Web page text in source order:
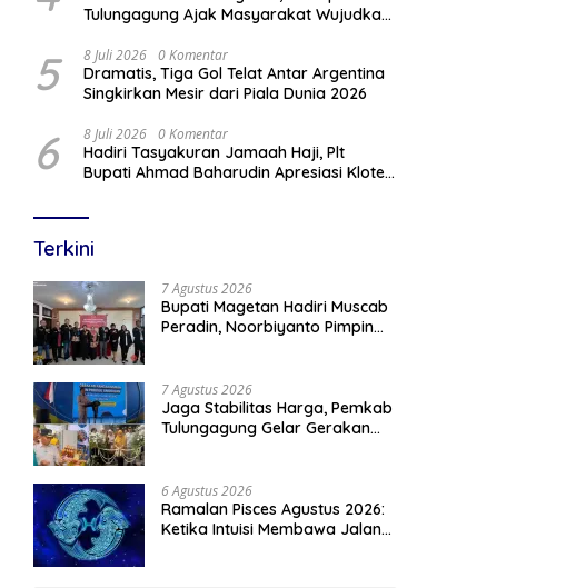
Tulungagung Ajak Masyarakat Wujudkan
5 8 Juli 2026 0 Komentar
Dramatis, Tiga Gol Telat Antar Argentina
Singkirkan Mesir dari Piala Dunia 2026
6 8 Juli 2026 0 Komentar
Hadiri Tasyakuran Jamaah Haji, Plt
Bupati Ahmad Baharudin Apresiasi Kloter
Terkini
7 Agustus 2026
Bupati Magetan Hadiri Muscab
Peradin, Noorbiyanto Pimpin
7 Agustus 2026
Jaga Stabilitas Harga, Pemkab
Tulungagung Gelar Gerakan
6 Agustus 2026
Ramalan Pisces Agustus 2026:
Ketika Intuisi Membawa Jalan